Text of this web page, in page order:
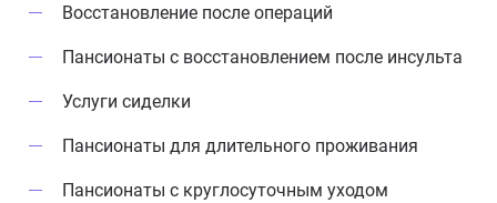
Восстановление после операций
Пансионаты с восстановлением после инсульта
Услуги сиделки
Пансионаты для длительного проживания
Пансионаты с круглосуточным уходом